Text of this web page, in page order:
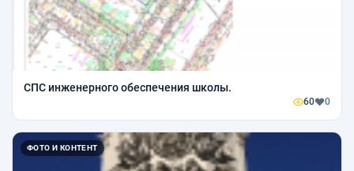
СПС инженерного обеспечения школы.
60 0
ФОТО И КОНТЕНТ